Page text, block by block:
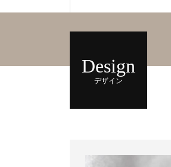
Design
デザイン